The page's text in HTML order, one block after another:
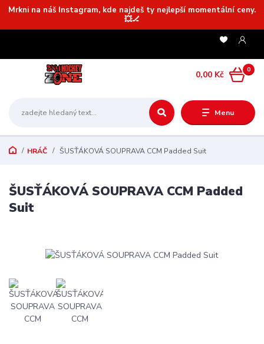
Mrkni na náš Instagram, kde najdeš ty nejlepší momentální ceny.
💥🏒
Menu
0
0,00 Kč
HRÁČ ŠUSŤÁKOVÁ SOUPRAVA CCM Padded Suit
ŠUSŤÁKOVÁ SOUPRAVA CCM Padded
Suit